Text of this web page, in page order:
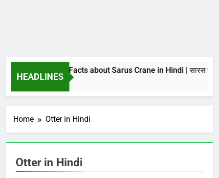
HEADLINES
23 Amazing Facts about Sarus Crane in Hindi | सारस पक्षी के
23 Hours Ago
Home Otter in Hindi
Otter in Hindi